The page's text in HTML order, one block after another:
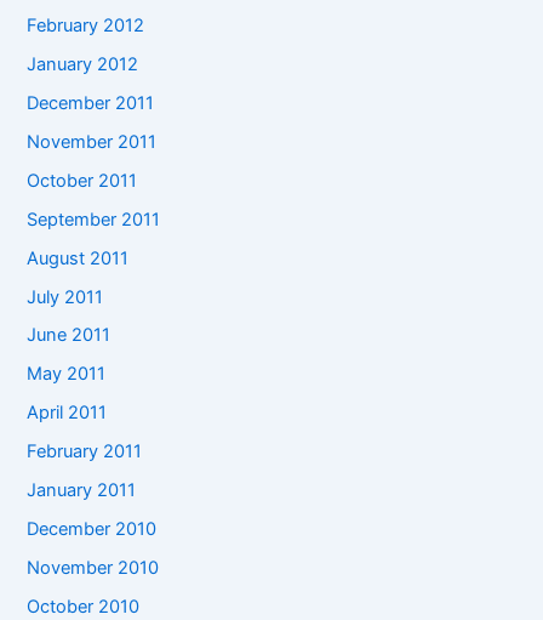
February 2012
January 2012
December 2011
November 2011
October 2011
September 2011
August 2011
July 2011
June 2011
May 2011
April 2011
February 2011
January 2011
December 2010
November 2010
October 2010